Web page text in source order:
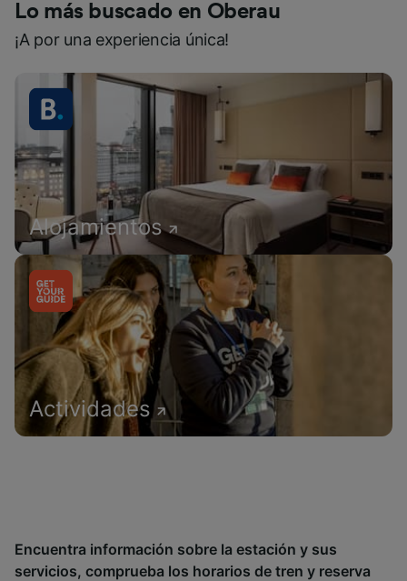
Lo más buscado en Oberau
¡A por una experiencia única!
Alojamientos
Actividades
Encuentra información sobre la estación y sus
servicios, comprueba los horarios de tren y reserva